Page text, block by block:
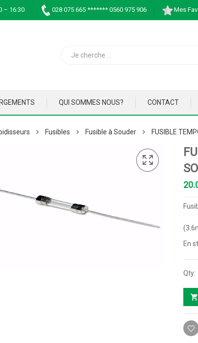
– 16:30 028 075 665 ******* 0560 975 906 Mes
QUI SOMMES NOUS? CONTACT
Fusibles Fusible à Souder FUSIBLE
En